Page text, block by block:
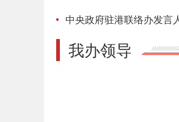
中央政府驻港联络办发言
我办领导